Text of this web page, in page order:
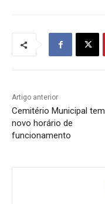
Artigo anterior
Cemitério Municipal tem
novo horário de
funcionamento